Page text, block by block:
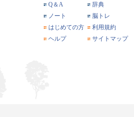
Q＆A
辞典
ノート
脳トレ
はじめての方
利用規約
ヘルプ
サイトマップ